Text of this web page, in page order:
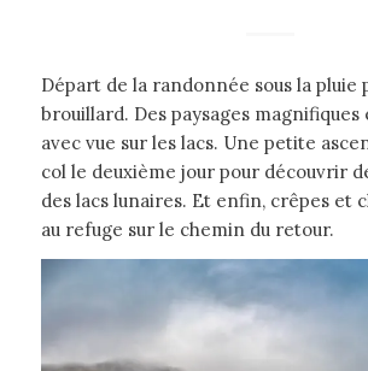
Départ de la randonnée sous la pluie
brouillard. Des paysages magnifiques
avec vue sur les lacs. Une petite
col le deuxième jour pour découvrir
des lacs lunaires. Et enfin, crêpes et
au refuge sur le chemin du retour.